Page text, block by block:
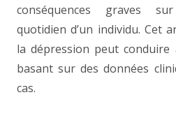
conséquences graves
quotidien d’un individu. Cet
la dépression peut
basant sur des données
cas.